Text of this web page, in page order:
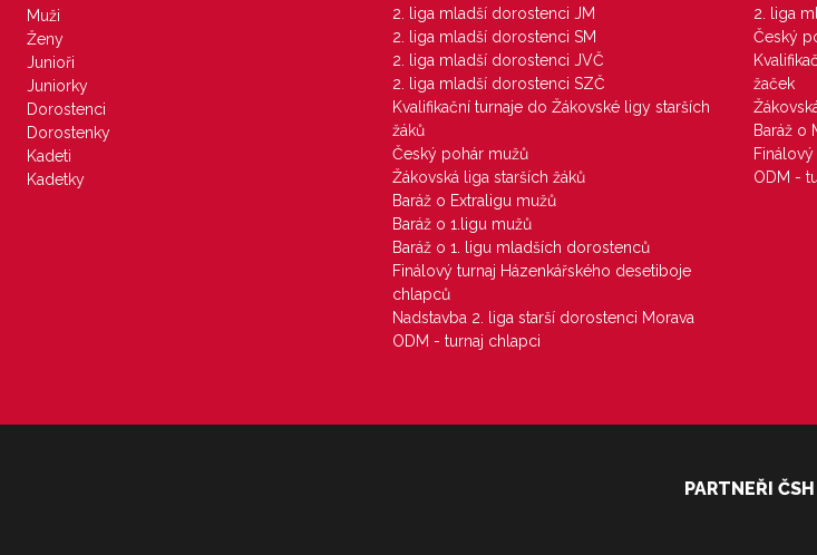
Muži
Ženy
Junioři
Juniorky
Dorostenci
Dorostenky
Kadeti
Kadetky
2. liga mladší dorostenci JM
2. liga mladší dorostenci SM
2. liga mladší dorostenci JVČ
2. liga mladší dorostenci SZČ
Kvalifikační turnaje do Žákovské ligy starších
žáků
Český pohár mužů
Žákovská liga starších žáků
Baráž o Extraligu mužů
Baráž o 1.ligu mužů
Baráž o 1. ligu mladších dorostenců
Finálový turnaj Házenkářského desetiboje
chlapců
Nadstavba 2. liga starší dorostenci Morava
ODM - turnaj chlapci
2. liga
Český
žaček
Baráž o
ODM -
PARTNEŘI ČSH